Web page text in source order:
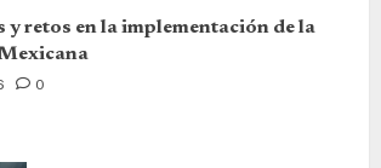
y retos en la implementación de la
0